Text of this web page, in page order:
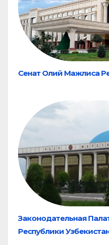
Сенат Олий Мажлиса
Законодательная
Республики